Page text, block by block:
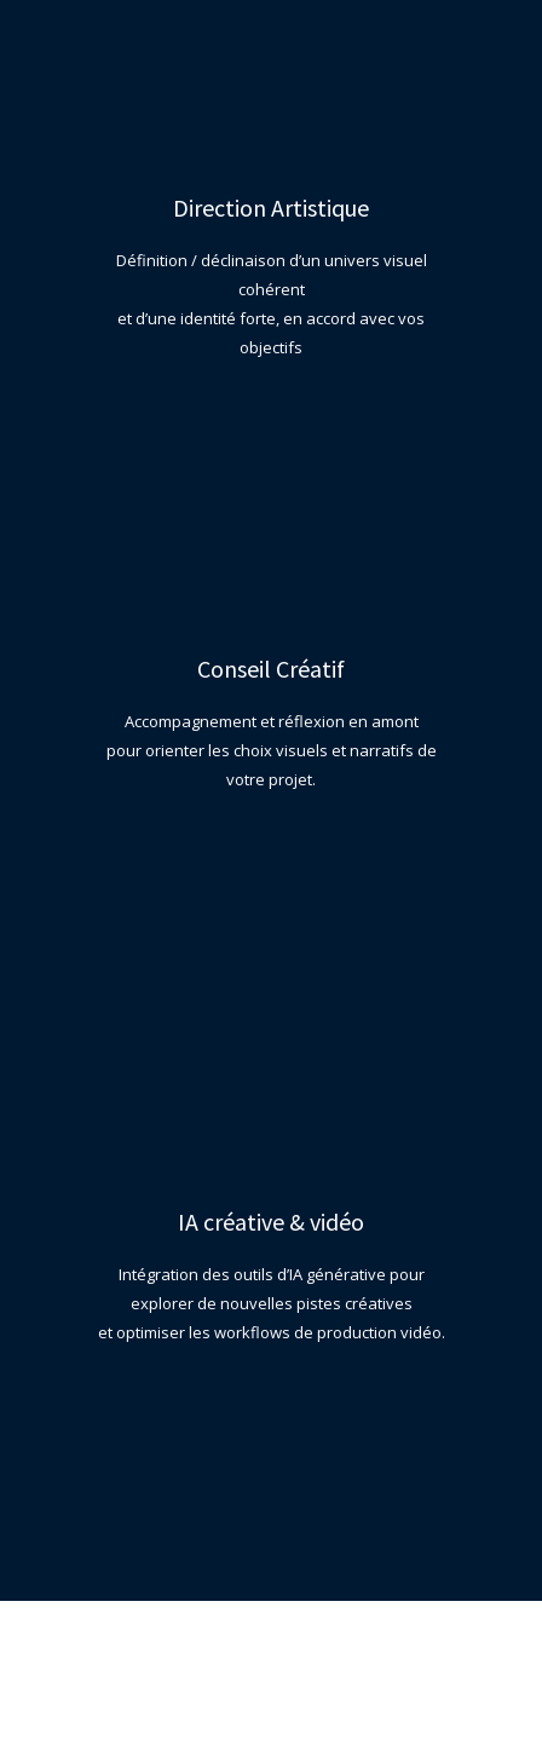
Direction Artistique
Définition / déclinaison d’un univers visuel
cohérent
et d’une identité forte, en accord avec vos
objectifs
Conseil Créatif
Accompagnement et réflexion en amont
pour orienter les choix visuels et narratifs de
votre projet.
IA créative & vidéo
Intégration des outils d’IA générative pour
explorer de nouvelles pistes créatives
et optimiser les workflows de production vidéo.